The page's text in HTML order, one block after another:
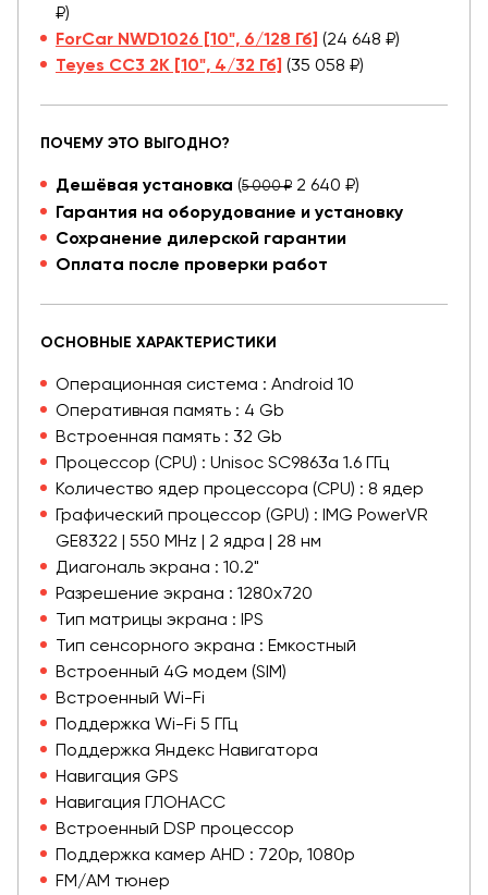
₽)
ForCar NWD1026 [10", 6/128 Гб] (24 648 ₽)
Teyes CC3 2K [10", 4/32 Гб] (35 058 ₽)
ПОЧЕМУ ЭТО ВЫГОДНО?
Дешёвая установка (5 000 ₽ 2 640 ₽)
Гарантия на оборудование и установку
Сохранение дилерской гарантии
Оплата после проверки работ
ОСНОВНЫЕ ХАРАКТЕРИСТИКИ
Операционная система : Android 10
Оперативная память : 4 Gb
Встроенная память : 32 Gb
Процессор (CPU) : Unisoc SC9863a 1.6 ГГц
Количество ядер процессора (CPU) : 8 ядер
Графический процессор (GPU) : IMG PowerVR
GE8322 | 550 MHz | 2 ядра | 28 нм
Диагональ экрана : 10.2"
Разрешение экрана : 1280x720
Тип матрицы экрана : IPS
Тип сенсорного экрана : Емкостный
Встроенный 4G модем (SIM)
Встроенный Wi-Fi
Поддержка Wi-Fi 5 ГГц
Поддержка Яндекс Навигатора
Навигация GPS
Навигация ГЛОНАСС
Встроенный DSP процессор
Поддержка камер AHD : 720p, 1080p
FM/AM тюнер